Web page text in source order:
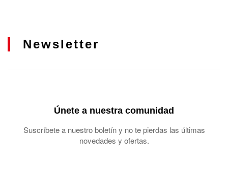
Newsletter
Únete a nuestra comunidad
Suscríbete a nuestro boletín y no te pierdas las últimas
novedades y ofertas.